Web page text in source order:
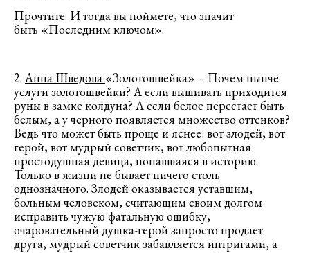
Прочтите. И тогда вы поймете, что значит
быть «Последним ключом».
2. Анна Шведова «Золотошвейка» – Почем нынче
услуги золотошвейки? А если вышивать приходится
руны в замке колдуна? А если белое перестает быть
белым, а у черного появляется множество оттенков?
Ведь что может быть проще и яснее: вот злодей, вот
герой, вот мудрый советчик, вот любопытная
простодушная девица, попавшаяся в историю.
Только в жизни не бывает ничего столь
однозначного. Злодей оказывается уставшим,
больным человеком, считающим своим долгом
исправить чужую фатальную ошибку,
очаровательный душка-герой запросто продает
друга, мудрый советчик забавляется интригами, а